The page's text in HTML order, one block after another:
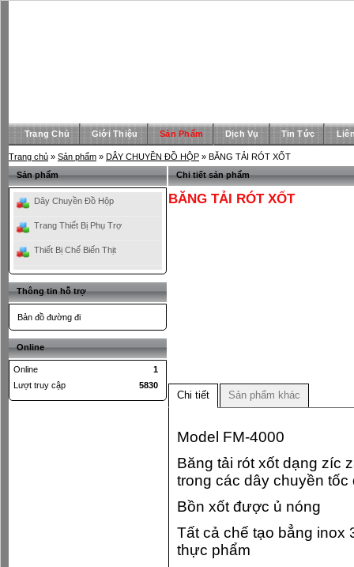
Trang Chủ Giới Thiệu Sản Phẩm Dịch Vụ Tin Tức
Trang chủ » Sản phẩm » DÂY CHUYỀN ĐỒ HỘP » BĂNG TẢI RÓT XỐT
Chi tiết sản phẩm
BĂNG TẢI RÓT XỐT
Chi tiết Sản phẩm khác
Model FM-4000
Băng tải rót xốt dạng zíc
trong các dây chuyền
Bồn xốt được ủ nóng
Tất cả chế tạo bẳng inox
thực phẩm
Sản phẩm
Dây Chuyền Đồ Hộp
Trang Thiết Bị Phụ Trợ
Thiết Bị Chế Biến Thịt
Thông tin hỗ trợ
Bản đồ đường đi
Online
Online
1
Lượt truy cập
5830